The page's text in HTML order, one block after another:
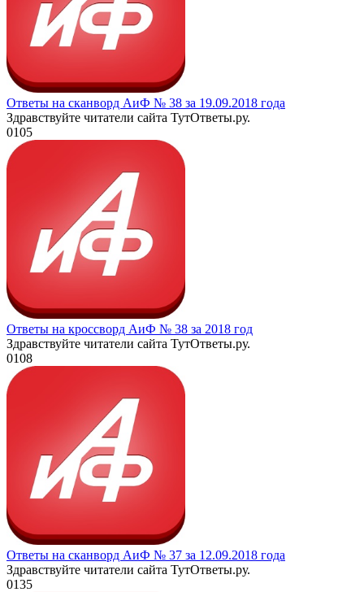
Ответы на сканворд АиФ № 38 за 19.09.2018 года
Здравствуйте читатели сайта ТутОтветы.ру.
0105
Ответы на кроссворд АиФ № 38 за 2018 год
Здравствуйте читатели сайта ТутОтветы.ру.
0108
Ответы на сканворд АиФ № 37 за 12.09.2018 года
Здравствуйте читатели сайта ТутОтветы.ру.
0135